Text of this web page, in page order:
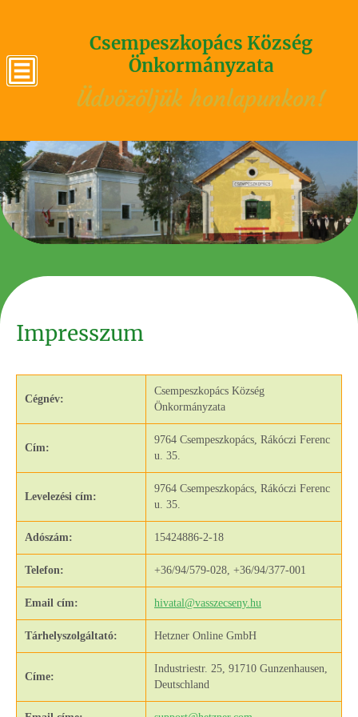
Csempeszkopács Község
Önkormányzata
Üdvözöljük honlapunkon!
Impresszum
Cégnév:
Csempeszkopács Község
Önkormányzata
Cím:
9764 Csempeszkopács, Rákóczi Ferenc
u. 35.
Levelezési cím:
9764 Csempeszkopács, Rákóczi Ferenc
u. 35.
Adószám: 15424886-2-18
Telefon: +36/94/579-028, +36/94/377-001
Email cím: hivatal@vasszecseny.hu
Tárhelyszolgáltató: Hetzner Online GmbH
Címe:
Industriestr. 25, 91710 Gunzenhausen,
Deutschland